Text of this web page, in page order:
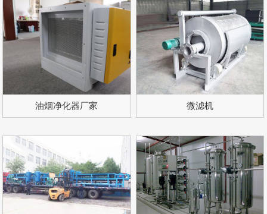
油烟净化器厂家 微滤机